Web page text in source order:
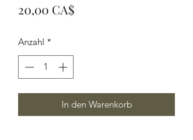
20,00 CA$Preis
Anzahl *
In den Warenkorb